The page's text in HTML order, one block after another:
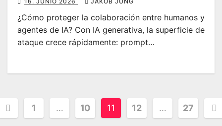
¿Cómo proteger la colaboración entre humanos y
agentes de IA? Con IA generativa, la superficie de
ataque crece rápidamente: prompt…
1 … 10 11 12 … 27